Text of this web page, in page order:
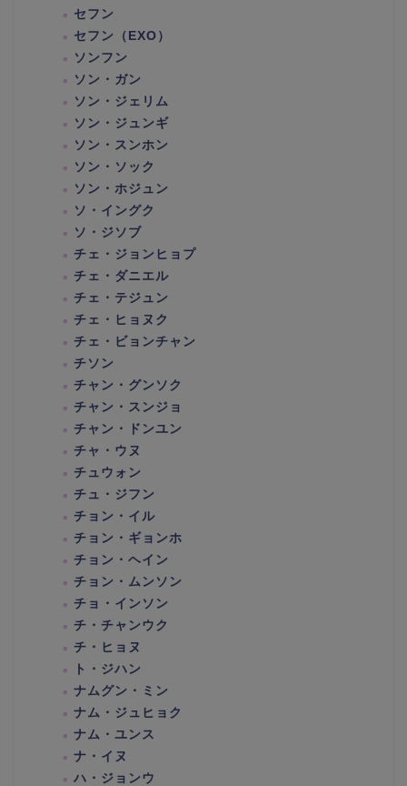
セフン
セフン（EXO）
ソンフン
ソン・ガン
ソン・ジェリム
ソン・ジュンギ
ソン・スンホン
ソン・ソック
ソン・ホジュン
ソ・イングク
ソ・ジソブ
チェ・ジョンヒョプ
チェ・ダニエル
チェ・テジュン
チェ・ヒョヌク
チェ・ビョンチャン
チソン
チャン・グンソク
チャン・スンジョ
チャン・ドンユン
チャ・ウヌ
チュウォン
チュ・ジフン
チョン・イル
チョン・ギョンホ
チョン・ヘイン
チョン・ムンソン
チョ・インソン
チ・チャンウク
チ・ヒョヌ
ト・ジハン
ナムグン・ミン
ナム・ジュヒョク
ナム・ユンス
ナ・イヌ
ハ・ジョンウ